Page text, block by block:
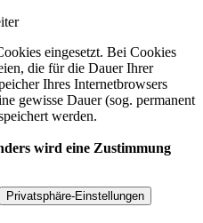
eingesetzt. Bei Cookies
die für die Dauer Ihrer
Ihres Internetbrowsers
gewisse Dauer (sog. permanent
werden.
wird eine Zustimmung
Privatsphäre-Einstellungen